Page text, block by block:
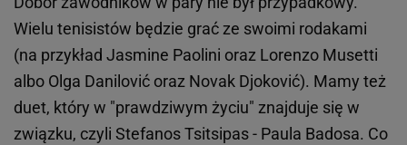
Wielu tenisistów będzie grać ze swoimi rodakami
(na przykład Jasmine Paolini oraz Lorenzo Musetti
albo Olga Danilović oraz Novak Djoković). Mamy też
duet, który w "prawdziwym życiu" znajduje się w
związku, czyli Stefanos Tsitsipas - Paula Badosa. Co